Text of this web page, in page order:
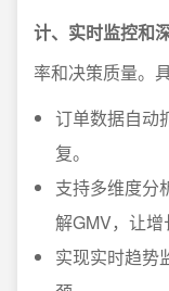
计、实时监控和
率和决策质量。
订单数据自动
复。
支持多维度分
解GMV，让增
实现实时趋势